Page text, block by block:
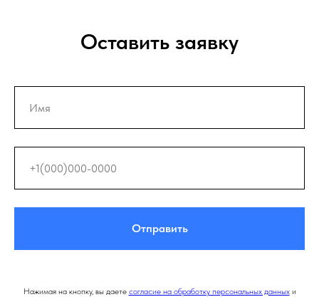
Оставить заявку
Отправить
Нажимая на кнопку, вы даете согласие на обработку персональных данныхи